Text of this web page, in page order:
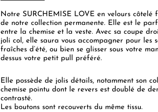
Notre SURCHEMISE LOVE en velours côtelé
de notre collection permanente. Elle est le
entre la chemise et la veste. Avec sa coupe
joli col, elle saura vous accompagner pour les
fraîches d’été, ou bien se glisser sous votre
dessus votre petit pull préféré.
Elle possède de jolis détails, notamment son
chemise pointu dont le revers est doublé de
contrasté.
Les boutons sont recouverts du même tissu.